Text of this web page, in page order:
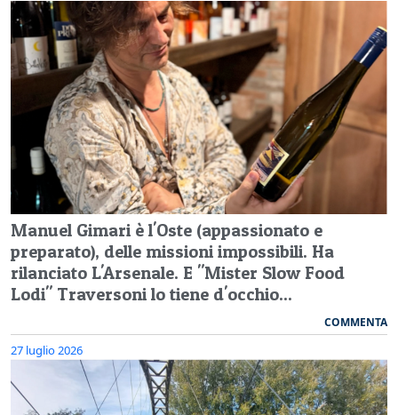
Manuel Gimari è l'Oste (appassionato e
preparato), delle missioni impossibili. Ha
rilanciato L'Arsenale. E "Mister Slow Food
Lodi" Traversoni lo tiene d'occhio...
COMMENTA
27 luglio 2026